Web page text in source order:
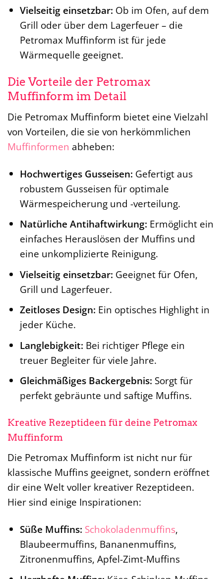
Vielseitig einsetzbar: Ob im Ofen, auf dem
Grill oder über dem Lagerfeuer – die
Petromax Muffinform ist für jede
Wärmequelle geeignet.
Die Vorteile der Petromax
Muffinform im Detail
Die Petromax Muffinform bietet eine Vielzahl
von Vorteilen, die sie von herkömmlichen
Muffinformen abheben:
Hochwertiges Gusseisen: Gefertigt aus
robustem Gusseisen für optimale
Wärmespeicherung und -verteilung.
Natürliche Antihaftwirkung: Ermöglicht ein
einfaches Herauslösen der Muffins und
eine unkomplizierte Reinigung.
Vielseitig einsetzbar: Geeignet für Ofen,
Grill und Lagerfeuer.
Zeitloses Design: Ein optisches Highlight in
jeder Küche.
Langlebigkeit: Bei richtiger Pflege ein
treuer Begleiter für viele Jahre.
Gleichmäßiges Backergebnis: Sorgt für
perfekt gebräunte und saftige Muffins.
Kreative Rezeptideen für deine Petromax
Muffinform
Die Petromax Muffinform ist nicht nur für
klassische Muffins geeignet, sondern eröffnet
dir eine Welt voller kreativer Rezeptideen.
Hier sind einige Inspirationen:
Süße Muffins: Schokoladenmuffins,
Blaubeermuffins, Bananenmuffins,
Zitronenmuffins, Apfel-Zimt-Muffins